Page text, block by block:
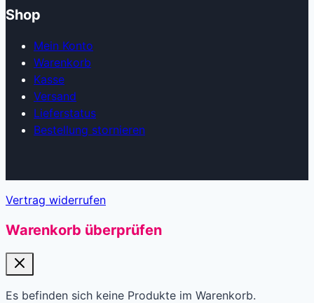
Shop
Mein Konto
Warenkorb
Kasse
Versand
Lieferstatus
Bestellung stornieren
Vertrag widerrufen
Warenkorb überprüfen
Es befinden sich keine Produkte im Warenkorb.